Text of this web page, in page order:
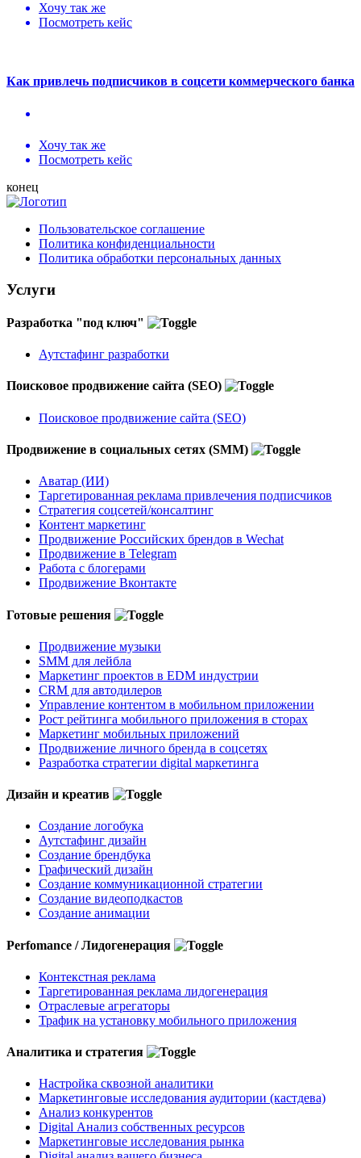
Хочу так же
Посмотреть кейс
Как привлечь подписчиков в соцсети коммерческого банка
Хочу так же
Посмотреть кейс
конец
Пользовательское соглашение
Политика конфиденциальности
Политика обработки персональных данных
Услуги
Разработка "под ключ"
Аутстафинг разработки
Поисковое продвижение сайта (SEO)
Поисковое продвижение сайта (SEO)
Продвижение в социальных сетях (SMM)
Аватар (ИИ)
Таргетированная реклама привлечения подписчиков
Стратегия соцсетей/консалтинг
Контент маркетинг
Продвижение Российских брендов в Wechat
Продвижение в Telegram
Работа с блогерами
Продвижение Вконтакте
Готовые решения
Продвижение музыки
SMM для лейбла
Маркетинг проектов в EDM индустрии
CRM для автодилеров
Управление контентом в мобильном приложении
Рост рейтинга мобильного приложения в сторах
Маркетинг мобильных приложений
Продвижение личного бренда в соцсетях
Разработка стратегии digital маркетинга
Дизайн и креатив
Создание логобука
Аутстафинг дизайн
Создание брендбука
Графический дизайн
Создание коммуникационной стратегии
Создание видеоподкастов
Создание анимации
Perfomance / Лидогенерация
Контекстная реклама
Таргетированная реклама лидогенерация
Отраслевые агрегаторы
Трафик на установку мобильного приложения
Аналитика и стратегия
Настройка сквозной аналитики
Маркетинговые исследования аудитории (кастдева)
Анализ конкурентов
Digital Анализ собственных ресурсов
Маркетинговые исследования рынка